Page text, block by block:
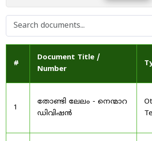
#
Document Title /
Number
1
തോണ്ടി ലേലം - നെന്മാറ
ഡിവിഷൻ